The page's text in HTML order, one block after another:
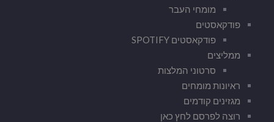
מומחי העבר
פודקאסטים
פודקאסטים SPOTIFY
ממליצים
סרטוני המלצות
ראיונות מומחים
מגזינים קודמים
רוצה לפרסם לחץ כאן